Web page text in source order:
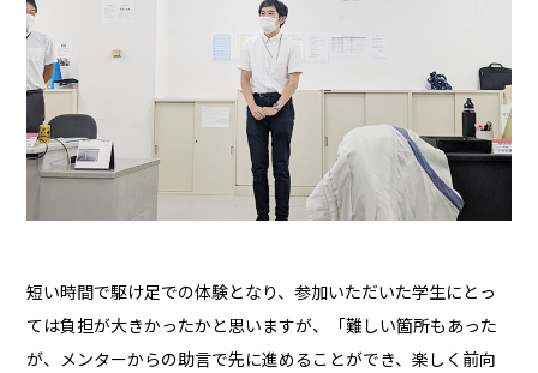
短い時間で駆け足での体験となり、参加いただいた学生にとっ
ては負担が大きかったかと思いますが、「難しい箇所もあった
が、メンターからの助言で先に進めることができ、楽しく前向